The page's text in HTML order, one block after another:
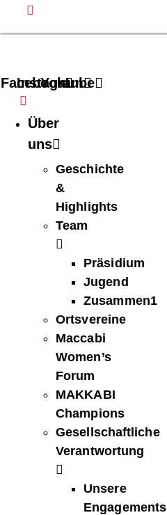
Facebook
Instagram
Youtube
Über
uns
Geschichte
&
Highlights
Team
Präsidium
Jugend
Zusammen1
Ortsvereine
Maccabi
Women’s
Forum
MAKKABI
Champions
Gesellschaftliche
Verantwortung
Unsere
Engagements